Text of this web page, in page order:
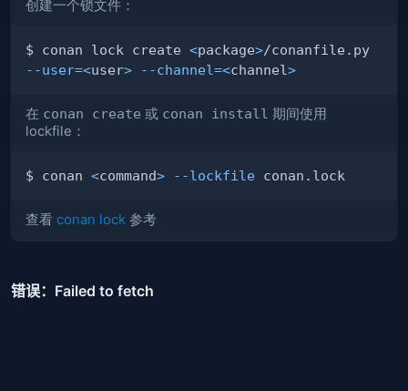
创建一个锁文件：
$ conan lock create <package>
--user=<user> --channel=<channel>
在 conan create 或 conan install 期间使用
lockfile：
$ conan <command> --lockfile
查看 conan lock 参考